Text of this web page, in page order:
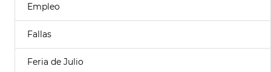
Empleo
Fallas
Feria de Julio